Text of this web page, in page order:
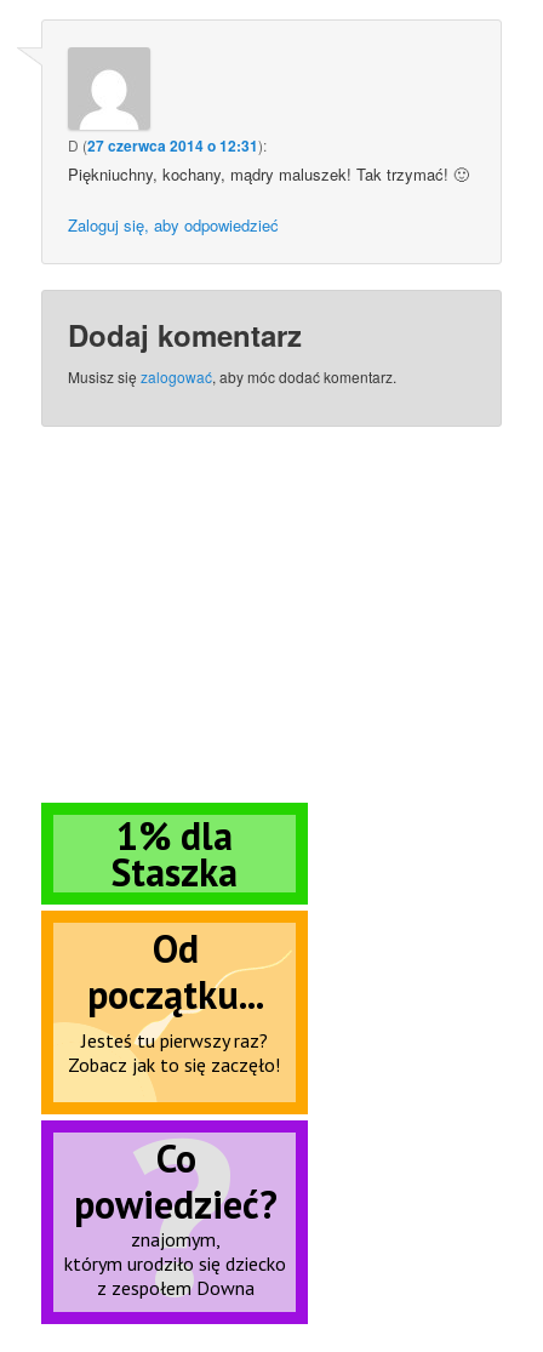
D (27 czerwca 2014 o 12:31):
Piękniuchny, kochany, mądry maluszek! Tak trzymać! 🙂
Zaloguj się, aby odpowiedzieć
Dodaj komentarz
Musisz sięzalogować, aby móc dodać komentarz.